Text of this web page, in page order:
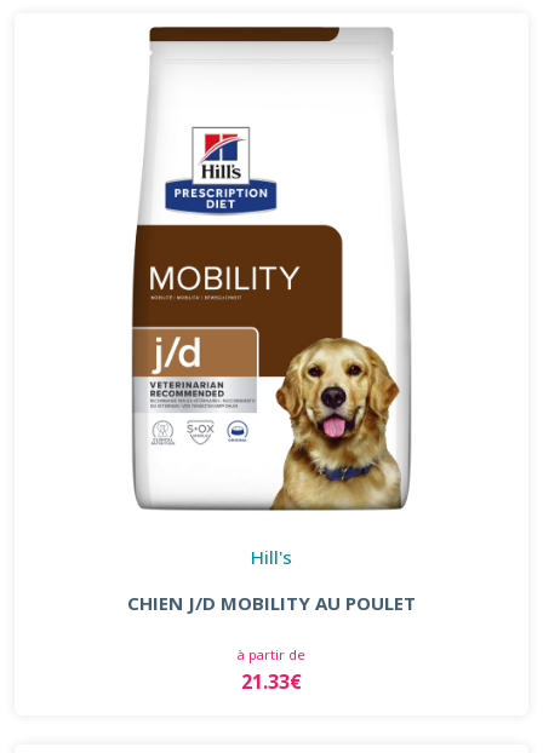
Hill's
CHIEN J/D MOBILITY AU POULET
à partir de
21.33€